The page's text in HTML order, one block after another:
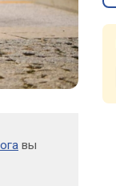
вы